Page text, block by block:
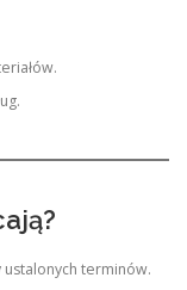
terminów.